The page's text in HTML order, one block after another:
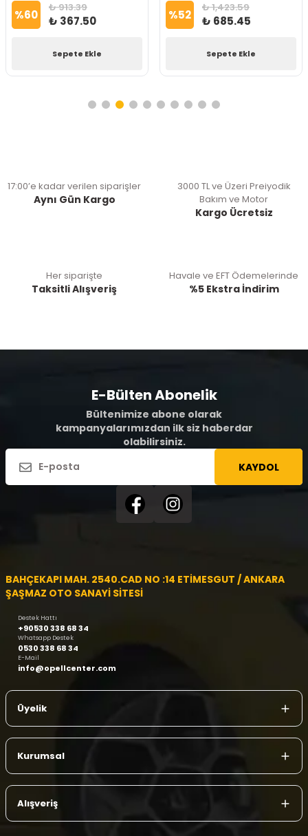
%60 ₺ 913.39
₺ 367.50
Sepete Ekle
%52 ₺ 1,423.59
₺ 685.45
Sepete Ekle
17:00’e kadar verilen siparişler
Aynı Gün Kargo
3000 TL ve Üzeri Preiyodik
Bakım ve Motor
Kargo Ücretsiz
Her siparişte
Taksitli Alışveriş
Havale ve EFT Ödemelerinde
%5 Ekstra İndirim
E-Bülten Abonelik
Bültenimize abone olarak
kampanyalarımızdan ilk siz haberdar
olabilirsiniz.
KAYDOL
BAHÇEKAPI MAH. 2540.CAD NO :14 ETİMESGUT / ANKARA
ŞAŞMAZ OTO SANAYİ SİTESİ
Destek Hattı
+90530 338 68 34
Whatsapp Destek
0530 338 68 34
E-Mail
info@opellcenter.com
Üyelik
Kurumsal
Alışveriş